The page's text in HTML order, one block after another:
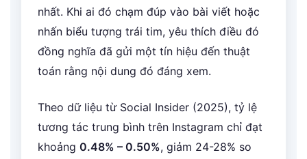
nhất. Khi ai đó chạm đúp vào bài viết hoặc
nhấn biểu tượng trái tim, yêu thích điều đó
đồng nghĩa đã gửi một tín hiệu đến thuật
toán rằng nội dung đó đáng xem.
Theo dữ liệu từ Social Insider (2025), tỷ lệ
tương tác trung bình trên Instagram chỉ đạt
khoảng 0.48% – 0.50%, giảm 24-28% so